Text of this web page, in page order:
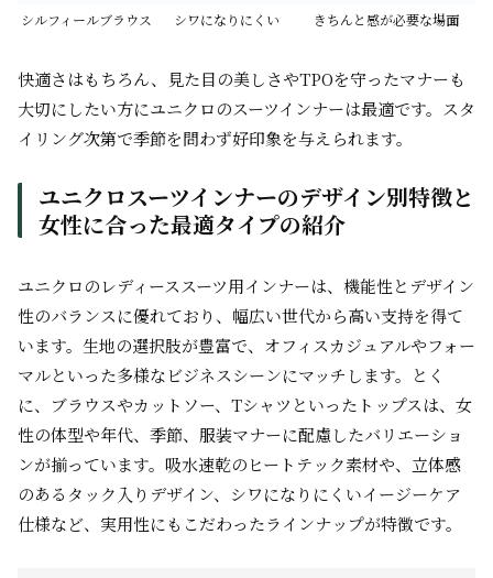
シルフィールブラウス
シワになりにくい きちんと感が必要な場面
快適さはもちろん、見た目の美しさやTPOを守ったマナーも
大切にしたい方にユニクロのスーツインナーは最適です。スタ
イリング次第で季節を問わず好印象を与えられます。
ユニクロスーツインナーのデザイン別特徴と
女性に合った最適タイプの紹介
ユニクロのレディーススーツ用インナーは、機能性とデザイン
性のバランスに優れており、幅広い世代から高い支持を得て
います。生地の選択肢が豊富で、オフィスカジュアルやフォー
マルといった多様なビジネスシーンにマッチします。とく
に、ブラウスやカットソー、Tシャツといったトップスは、女
性の体型や年代、季節、服装マナーに配慮したバリエーショ
ンが揃っています。吸水速乾のヒートテック素材や、立体感
のあるタック入りデザイン、シワになりにくいイージーケア
仕様など、実用性にもこだわったラインナップが特徴です。